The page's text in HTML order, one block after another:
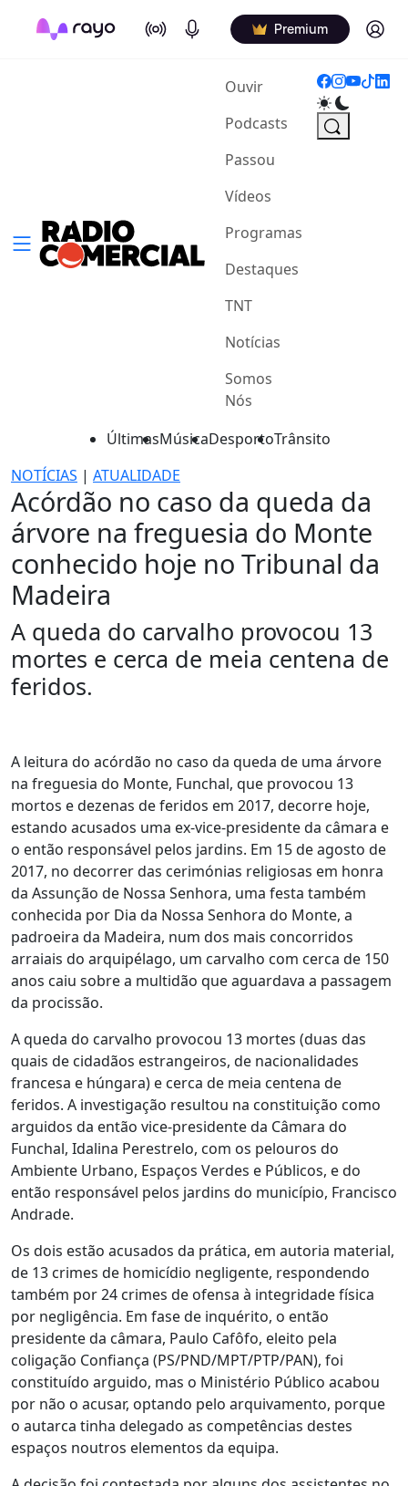
On Air Podcasts Premium Log in
Ouvir(current)
Podcasts
Passou
Vídeos
Programas
Destaques
TNT
Notícias
Somos
Nós
ÚltimasMúsicaDesportoTrânsito
NOTÍCIAS | ATUALIDADE
Acórdão no caso da queda da
árvore na freguesia do Monte
conhecido hoje no Tribunal da
Madeira
A queda do carvalho provocou 13
mortes e cerca de meia centena de
feridos.
A leitura do acórdão no caso da queda de uma árvore
na freguesia do Monte, Funchal, que provocou 13
mortos e dezenas de feridos em 2017, decorre hoje,
estando acusados uma ex-vice-presidente da câmara e
o então responsável pelos jardins. Em 15 de agosto de
2017, no decorrer das cerimónias religiosas em honra
da Assunção de Nossa Senhora, uma festa também
conhecida por Dia da Nossa Senhora do Monte, a
padroeira da Madeira, num dos mais concorridos
arraiais do arquipélago, um carvalho com cerca de 150
anos caiu sobre a multidão que aguardava a passagem
da procissão.
A queda do carvalho provocou 13 mortes (duas das
quais de cidadãos estrangeiros, de nacionalidades
francesa e húngara) e cerca de meia centena de
feridos. A investigação resultou na constituição como
arguidos da então vice-presidente da Câmara do
Funchal, Idalina Perestrelo, com os pelouros do
Ambiente Urbano, Espaços Verdes e Públicos, e do
então responsável pelos jardins do município, Francisco
Andrade.
Os dois estão acusados da prática, em autoria material,
de 13 crimes de homicídio negligente, respondendo
também por 24 crimes de ofensa à integridade física
por negligência. Em fase de inquérito, o então
presidente da câmara, Paulo Cafôfo, eleito pela
coligação Confiança (PS/PND/MPT/PTP/PAN), foi
constituído arguido, mas o Ministério Público acabou
por não o acusar, optando pelo arquivamento, porque
o autarca tinha delegado as competências destes
espaços noutros elementos da equipa.